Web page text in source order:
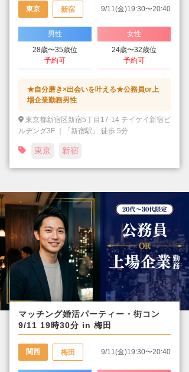
東京 新宿 9/11(金)19:30〜20:40
男性
28歳〜35歳位
予約可
女性
24歳〜32歳位
予約可
★自分磨き×出会いを叶える★公務員or上
場企業勤務男性
東京都新宿区新宿5丁目17-14 テイケイ新宿ビ
ルヂング3F ｜「新宿駅」 徒歩 5分
東京 新宿
マッチング婚活パーティー・街コン
9/11 19時30分 in 梅田
関西 梅田 9/11(金)19:30〜20:40